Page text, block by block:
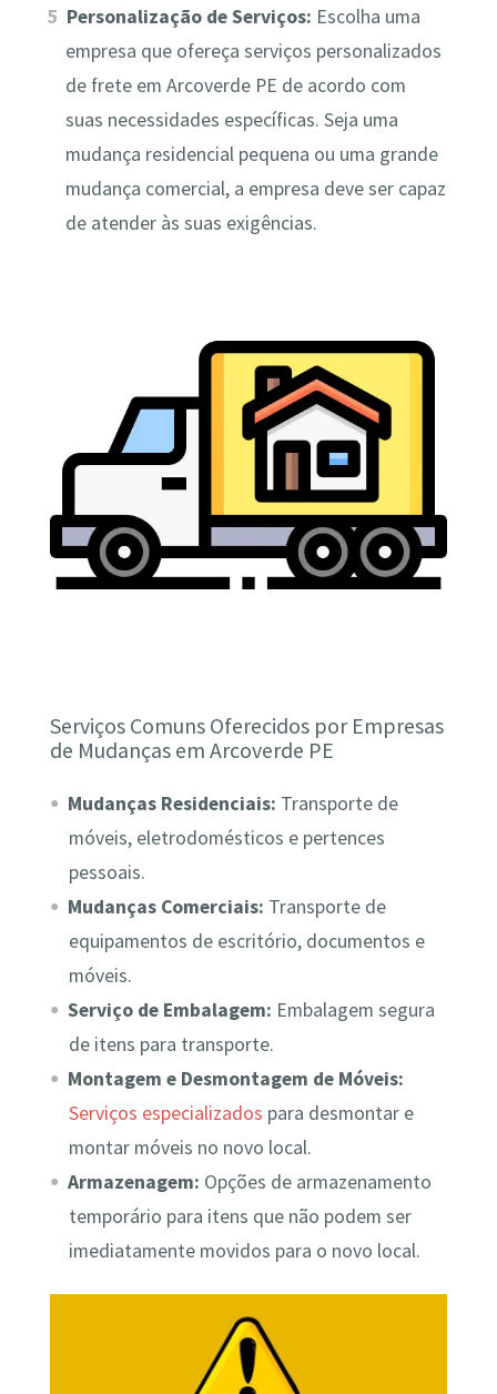
Personalização de Serviços: Escolha uma
empresa que ofereça serviços personalizados
de frete em Arcoverde PE de acordo com
suas necessidades específicas. Seja uma
mudança residencial pequena ou uma grande
mudança comercial, a empresa deve ser capaz
de atender às suas exigências.
Serviços Comuns Oferecidos por Empresas
de Mudanças em Arcoverde PE
Mudanças Residenciais: Transporte de
móveis, eletrodomésticos e pertences
pessoais.
Mudanças Comerciais: Transporte de
equipamentos de escritório, documentos e
móveis.
Serviço de Embalagem: Embalagem segura
de itens para transporte.
Montagem e Desmontagem de Móveis:
Serviços especializados para desmontar e
montar móveis no novo local.
Armazenagem: Opções de armazenamento
temporário para itens que não podem ser
imediatamente movidos para o novo local.